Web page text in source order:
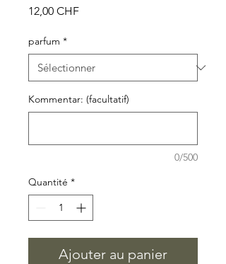
12,00 CHFPrix
parfum *
Kommentar: (facultatif)
0/500
Quantité *
Ajouter au panier